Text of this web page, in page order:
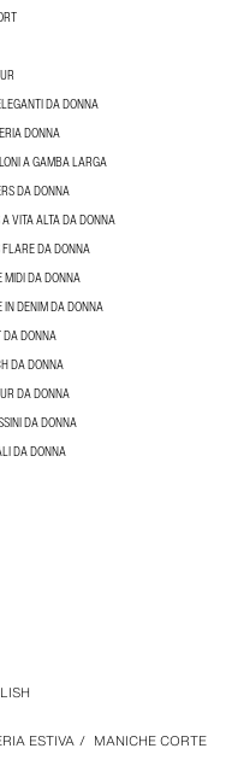
DA DONNA
DONNA
A GAMBA LARGA
DA DONNA
VITA ALTA DA DONNA
DA DONNA
MIDI DA DONNA
IN DENIM DA DONNA
DA DONNA
DA DONNA
DA DONNA
DA DONNA
DA DONNA
ESTIVA / MANICHE CORTE